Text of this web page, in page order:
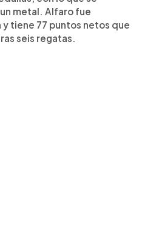
metal. Alfaro fue
tiene 77 puntos netos que
seis regatas.